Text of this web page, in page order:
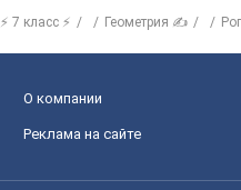
⚡ 7 класс ⚡ Геометрия ✍
О компании
Реклама на сайте